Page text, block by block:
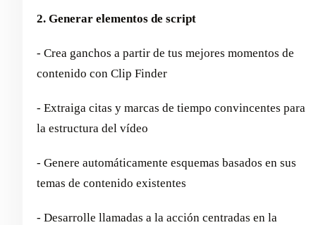
2. Generar elementos de script
- Crea ganchos a partir de tus mejores momentos de
contenido con Clip Finder
- Extraiga citas y marcas de tiempo convincentes para
la estructura del vídeo
- Genere automáticamente esquemas basados en sus
temas de contenido existentes
- Desarrolle llamadas a la acción centradas en la